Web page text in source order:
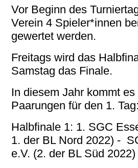
Vor Beginn des
Verein 4 Spieler*innen
gewertet werden.
Freitags wird das
Samstag das Finale.
In diesem Jahr kommt
Paarungen für den 1. Tag:
Halbfinale 1: 1. SGC
1. der BL Nord 2022) -
e.V. (2. der BL Süd 2022)